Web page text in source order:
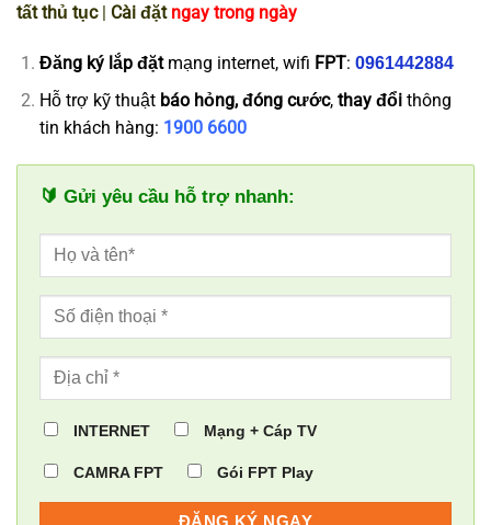
tất thủ tục| Cài đặt ngay trong ngày
Đăng ký lắp đặt mạng internet, wifi FPT: 0961442884
Hỗ trợ kỹ thuật báo hỏng, đóng cước, thay đổithông
tin khách hàng: 1900 6600
🔰 Gửi yêu cầu hỗ trợ nhanh:
INTERNET Mạng + Cáp TV
CAMRA FPT Gói FPT Play